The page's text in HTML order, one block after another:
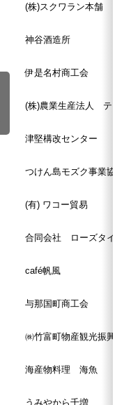
(株)スクワラン本舗
神谷酒造所
伊是名村商工会
(株)農業生産法人 テク
津堅構改センター
つけん島モズク事業協
(有) ワコー貿易
合同会社 ローズタイム
café帆風
与那国町商工会
㈱竹富町物産観光振興
海産物料理 海魚
うみやから千増